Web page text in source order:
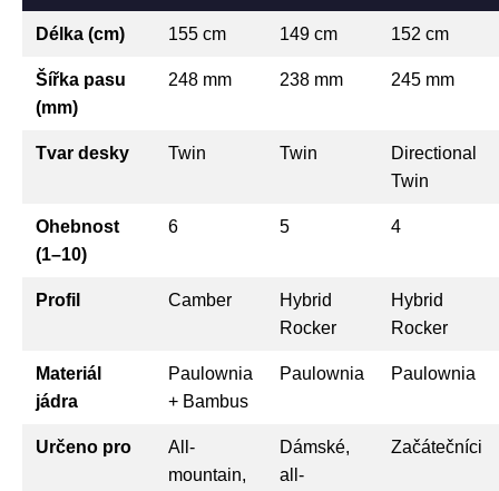
Délka (cm) 155 cm 149 cm 152 cm
Šířka pasu
(mm)
248 mm 238 mm 245 mm
Tvar desky Twin Twin
Directional
Twin
Ohebnost
(1–10)
6 5 4
Profil Camber
Hybrid
Rocker
Hybrid
Rocker
Materiál
jádra
Paulownia
+ Bambus
Paulownia Paulownia
Určeno pro
All-
mountain,
Dámské,
all-
Začátečníci